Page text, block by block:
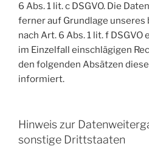
6 Abs. 1 lit. c DSGVO. Die
ferner auf Grundlage
nach Art. 6 Abs. 1 lit. f
im Einzelfall einschlägigen
den folgenden Absätzen
informiert.
Hinweis zur
sonstige Drittstaaten